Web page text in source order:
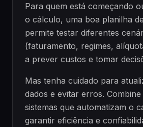
Para quem está começando
o cálculo, uma boa planilha
permite testar diferentes
(faturamento, regimes,
a prever custos e tomar
Mas tenha cuidado para
dados e evitar erros.
sistemas que automatizam o
garantir eficiência e